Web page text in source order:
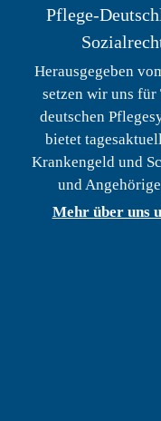
Pflege-
Herausgegeben
setzen wir uns
deutschen
bietet
Krankengeld und
und
Mehr über uns